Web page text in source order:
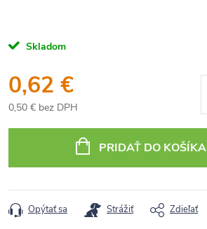
Skladom
0,62 €
0,50 € bez DPH
cena:
PRIDAŤ DO KOŠÍKA
Opýtať sa Strážiť Zdieľať